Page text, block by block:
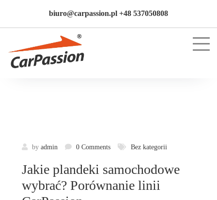
biuro@carpassion.pl +48 537050808
by admin 0 Comments Bez kategorii
Jakie plandeki samochodowe
wybrać? Porównanie linii